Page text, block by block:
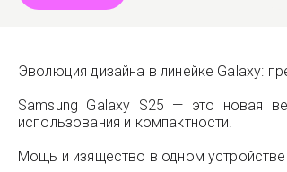
Эволюция дизайна в линейке Galaxy:
Samsung Galaxy S25 — это новая
использования и компактности.
Мощь и изящество в одном устройстве